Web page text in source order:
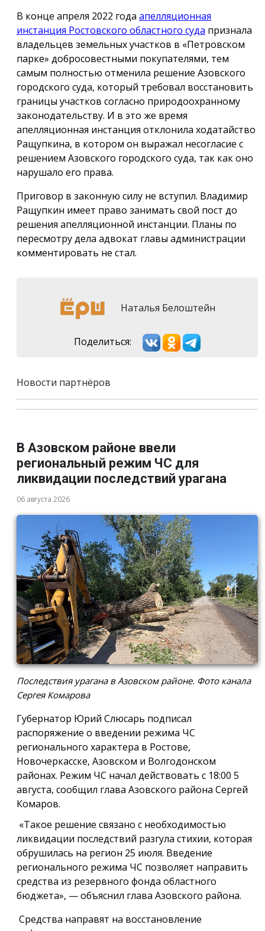
В конце апреля 2022 года апелляционная
инстанция Ростовского областного суда признала
владельцев земельных участков в «Петровском
парке» добросовестными покупателями, тем
самым полностью отменила решение Азовского
городского суда, который требовал восстановить
границы участков согласно природоохранному
законодательству. И в это же время
апелляционная инстанция отклонила ходатайство
Ращупкина, в котором он выражал несогласие с
решением Азовского городского суда, так как оно
нарушало его права.
Приговор в законную силу не вступил. Владимир
Ращупкин имеет право занимать свой пост до
решения апелляционной инстанции. Планы по
пересмотру дела адвокат главы администрации
комментировать не стал.
Наталья Белоштейн
Поделиться:
Новости партнёров
В Азовском районе ввели
региональный режим ЧС для
ликвидации последствий урагана
06 августа 2026
Последствия урагана в Азовском районе. Фото канала
Сергея Комарова
Губернатор Юрий Слюсарь подписал
распоряжение о введении режима ЧС
регионального характера в Ростове,
Новочеркасске, Азовском и Волгодонском
районах. Режим ЧС начал действовать с 18:00 5
августа, сообщил глава Азовского района Сергей
Комаров.
«Такое решение связано с необходимостью
ликвидации последствий разгула стихии, которая
обрушилась на регион 25 июля. Введение
регионального режима ЧС позволяет направить
средства из резервного фонда областного
бюджета», — объяснил глава Азовского района.
Средства направят на восстановление